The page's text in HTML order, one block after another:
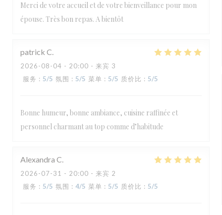
Merci de votre accueil et de votre bienveillance pour mon
épouse. Très bon repas. A bientôt
patrick C
2026-08-04 - 20:00 - 来宾 3
服务 : 5/5 氛围 : 5/5 菜单 : 5/5 质价比 : 5/5
Bonne humeur, bonne ambiance, cuisine raffinée et
personnel charmant au top comme d’habitude
Alexandra C
2026-07-31 - 20:00 - 来宾 2
服务 : 5/5 氛围 : 4/5 菜单 : 5/5 质价比 : 5/5